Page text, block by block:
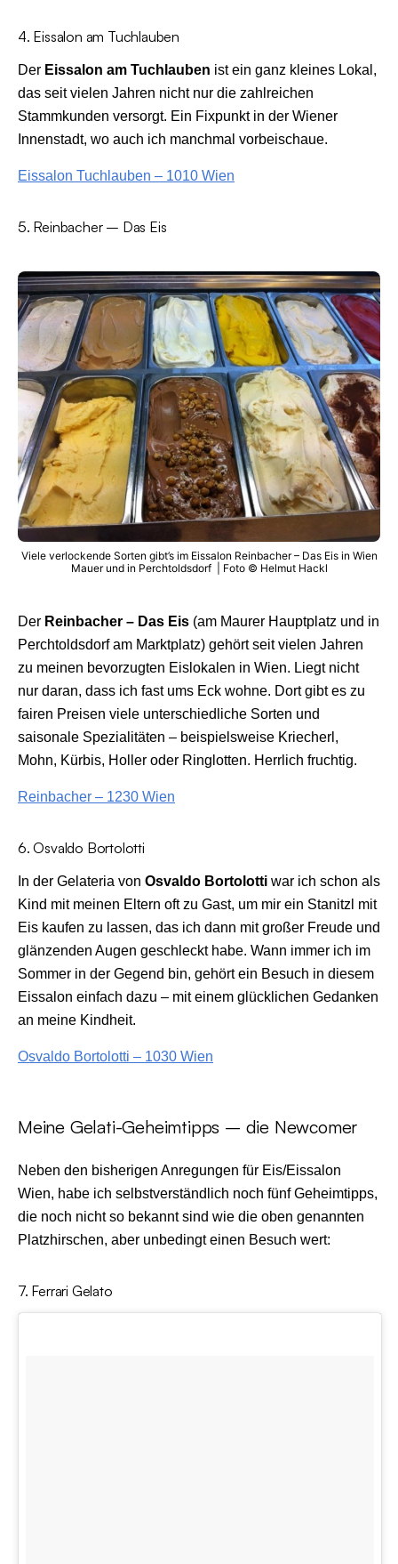
4. Eissalon am Tuchlauben
Der Eissalon am Tuchlauben ist ein ganz kleines Lokal,
das seit vielen Jahren nicht nur die zahlreichen
Stammkunden versorgt. Ein Fixpunkt in der Wiener
Innenstadt, wo auch ich manchmal vorbeischaue.
Eissalon Tuchlauben – 1010 Wien
5. Reinbacher – Das Eis
Viele verlockende Sorten gibt’s im Eissalon Reinbacher – Das Eis in Wien
Mauer und in Perchtoldsdorf | Foto © Helmut Hackl
Der Reinbacher – Das Eis (am Maurer Hauptplatz und in
Perchtoldsdorf am Marktplatz) gehört seit vielen Jahren
zu meinen bevorzugten Eislokalen in Wien. Liegt nicht
nur daran, dass ich fast ums Eck wohne. Dort gibt es zu
fairen Preisen viele unterschiedliche Sorten und
saisonale Spezialitäten – beispielsweise Kriecherl,
Mohn, Kürbis, Holler oder Ringlotten. Herrlich fruchtig.
Reinbacher – 1230 Wien
6. Osvaldo Bortolotti
In der Gelateria von Osvaldo Bortolotti war ich schon als
Kind mit meinen Eltern oft zu Gast, um mir ein Stanitzl mit
Eis kaufen zu lassen, das ich dann mit großer Freude und
glänzenden Augen geschleckt habe. Wann immer ich im
Sommer in der Gegend bin, gehört ein Besuch in diesem
Eissalon einfach dazu – mit einem glücklichen Gedanken
an meine Kindheit.
Osvaldo Bortolotti – 1030 Wien
Meine Gelati-Geheimtipps – die Newcomer
Neben den bisherigen Anregungen für Eis/Eissalon
Wien, habe ich selbstverständlich noch fünf Geheimtipps,
die noch nicht so bekannt sind wie die oben genannten
Platzhirschen, aber unbedingt einen Besuch wert:
7. Ferrari Gelato